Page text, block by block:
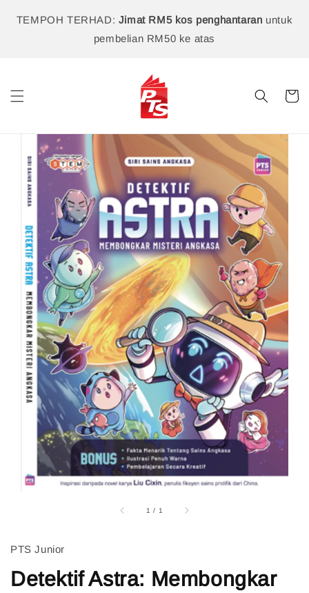
TEMPOH TERHAD: Jimat RM5 kos penghantaran untuk
pembelian RM50 ke atas
1 / 1
PTS Junior
Detektif Astra: Membongkar